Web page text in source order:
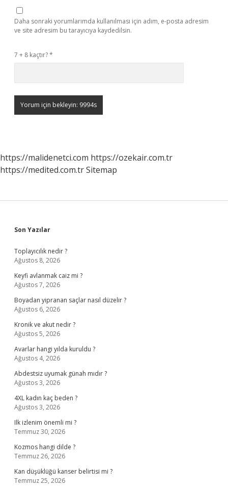
Daha sonraki yorumlarımda kullanılması için adım, e-posta adresim
ve site adresim bu tarayıcıya kaydedilsin.
7 + 8 kaçtır?*
https://malidenetci.com https://ozekair.com.tr
https://medited.com.trSitemap
Sidebar
Son Yazılar
Toplayıcılık nedir ?
Ağustos 8, 2026
Keyfi avlanmak caiz mi ?
Ağustos 7, 2026
Boyadan yipranan saçlar nasıl düzelir ?
Ağustos 6, 2026
Kronik ve akut nedir ?
Ağustos 5, 2026
Avarlar hangi yılda kuruldu ?
Ağustos 4, 2026
Abdestsiz uyumak günah mıdır ?
Ağustos 3, 2026
4XL kadın kaç beden ?
Ağustos 3, 2026
Ilk izlenim önemli mi ?
Temmuz 30, 2026
Kozmos hangi dilde ?
Temmuz 26, 2026
Kan düşüklüğü kanser belirtisi mi ?
Temmuz 25, 2026